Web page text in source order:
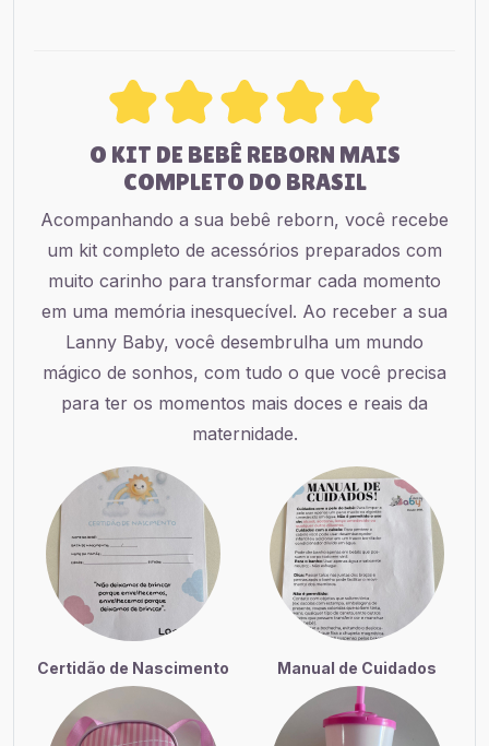
O KIT DE BEBÊ REBORN MAIS
COMPLETO DO BRASIL
Acompanhando a sua bebê reborn, você recebe
um kit completo de acessórios preparados com
muito carinho para transformar cada momento
em uma memória inesquecível. Ao receber a sua
Lanny Baby, você desembrulha um mundo
mágico de sonhos, com tudo o que você precisa
para ter os momentos mais doces e reais da
maternidade.
Certidão de Nascimento Manual de Cuidados